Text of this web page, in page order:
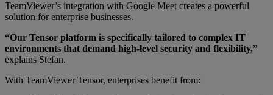
TeamViewer’s integration with Google Meet creates a powerful
solution for enterprise businesses.
“Our Tensor platform is specifically tailored to complex IT
environments that demand high-level security and flexibility,”
explains Stefan.
With TeamViewer Tensor, enterprises benefit from: